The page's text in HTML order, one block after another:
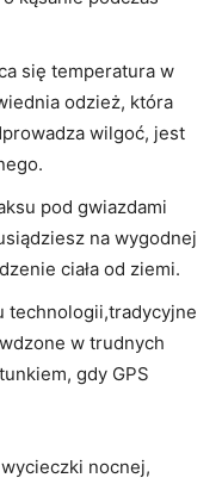
się temperatura w
odzież, która
wilgoć, jest⁣
pod⁢ gwiazdami
na wygodnej
ciała od ziemi.
technologii,tradycyjne
w trudnych
gdy GPS
nocnej,